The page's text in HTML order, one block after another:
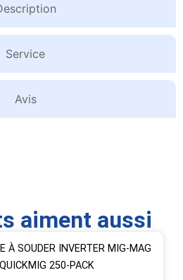
Service
Avis
aiment aussi
À SOUDER INVERTER MIG-MAG
250-PACK